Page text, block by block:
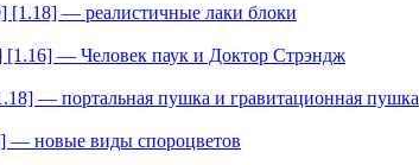
[1.18] — реалистичные лаки блоки
[1.16] — Человек паук и Доктор Стрэндж
— портальная пушка и гравитационная пушка
— новые виды спороцветов